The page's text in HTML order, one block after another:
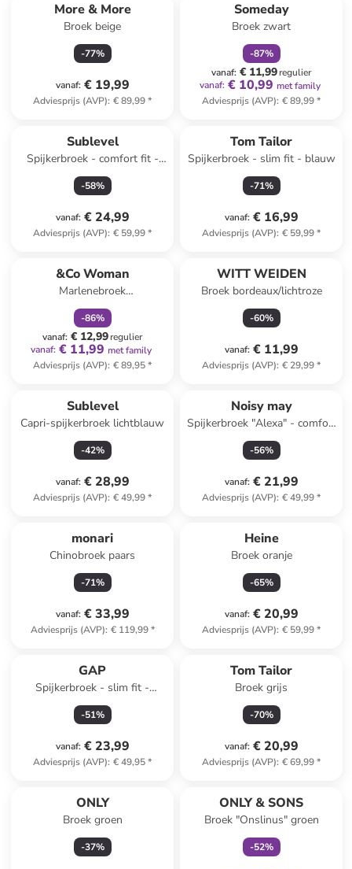
More & More
Broek beige
-77%
vanaf: € 19,99
Adviesprijs (AVP): € 89,99*
Someday
Broek zwart
-87%
vanaf: € 11,99regulier
vanaf: € 10,99 met family
Adviesprijs (AVP): € 89,99*
Sublevel
Spijkerbroek - comfort fit -
donkerblauw
-58%
vanaf: € 24,99
Adviesprijs (AVP): € 59,99*
Tom Tailor
Spijkerbroek - slim fit - blauw
-71%
vanaf: € 16,99
Adviesprijs (AVP): € 59,99*
&Co Woman
Marlenebroek
lichtroze/auberginekleurig
-86%
vanaf: € 12,99regulier
vanaf: € 11,99 met family
Adviesprijs (AVP): € 89,95*
WITT WEIDEN
Broek bordeaux/lichtroze
-60%
vanaf: € 11,99
Adviesprijs (AVP): € 29,99*
Sublevel
Capri-spijkerbroek lichtblauw
-42%
vanaf: € 28,99
Adviesprijs (AVP): € 49,99*
Noisy may
Spijkerbroek "Alexa" - comfort
fit - donkerblauw
-56%
vanaf: € 21,99
Adviesprijs (AVP): € 49,99*
monari
Chinobroek paars
-71%
vanaf: € 33,99
Adviesprijs (AVP): € 119,99*
Heine
Broek oranje
-65%
vanaf: € 20,99
Adviesprijs (AVP): € 59,99*
GAP
Spijkerbroek - slim fit -
donkerblauw
-51%
vanaf: € 23,99
Adviesprijs (AVP): € 49,95*
Tom Tailor
Broek grijs
-70%
vanaf: € 20,99
Adviesprijs (AVP): € 69,99*
ONLY
Broek groen
-37%
ONLY & SONS
Broek "Onslinus" groen
-52%